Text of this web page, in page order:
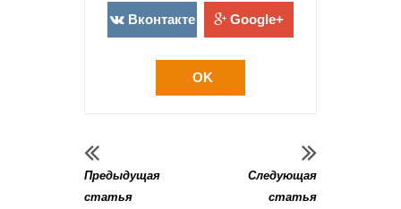
Вконтакте Google+
OK
Предыдущая
статья
Следующая
статья